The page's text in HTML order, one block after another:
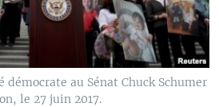
au Sénat Chuck Schumer
le 27 juin 2017.